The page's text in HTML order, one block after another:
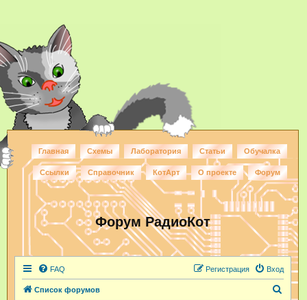
Главная Схемы Лаборатория Статьи Обучалка
Ссылки Справочник КотАрт О проекте Форум
Форум РадиоКот
FAQ Вход
Регистрация
Список форумов